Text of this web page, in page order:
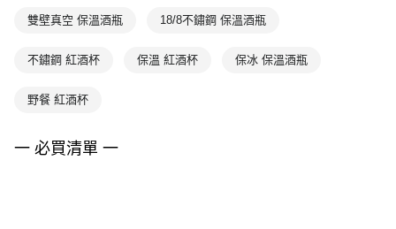
雙壁真空 保溫酒瓶 18/8不鏽鋼 保溫酒瓶
不鏽鋼 紅酒杯 保溫 紅酒杯 保冰 保溫酒瓶
野餐 紅酒杯
一 必買清單 一